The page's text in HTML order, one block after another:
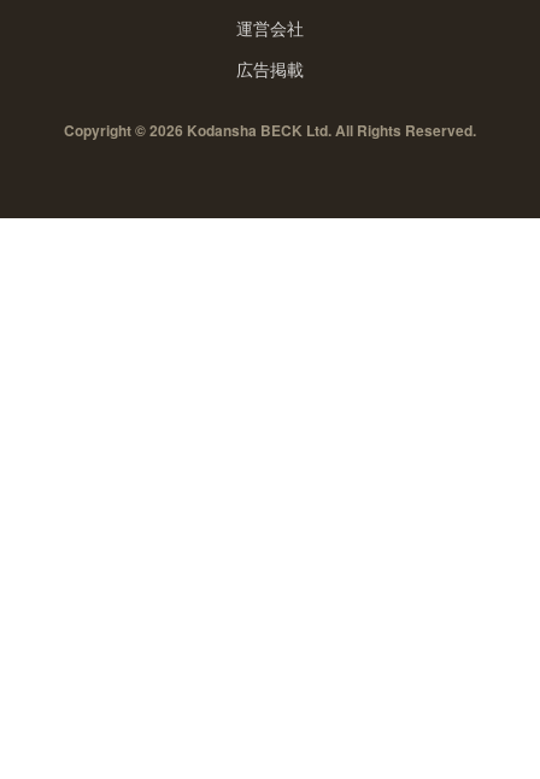
運営会社
広告掲載
Copyright © 2026 Kodansha BECK Ltd. All Rights Reserved.